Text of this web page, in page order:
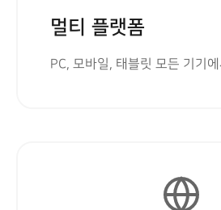
멀티 플랫폼
PC, 모바일, 태블릿 모든 기기